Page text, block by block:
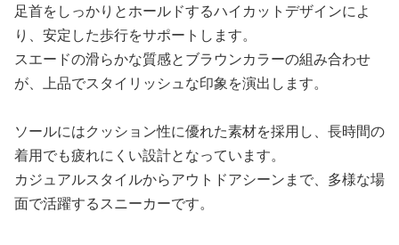
足首をしっかりとホールドするハイカットデザインによ
り、安定した歩行をサポートします。
スエードの滑らかな質感とブラウンカラーの組み合わせ
が、上品でスタイリッシュな印象を演出します。
ソールにはクッション性に優れた素材を採用し、長時間の
着用でも疲れにくい設計となっています。
カジュアルスタイルからアウトドアシーンまで、多様な場
面で活躍するスニーカーです。